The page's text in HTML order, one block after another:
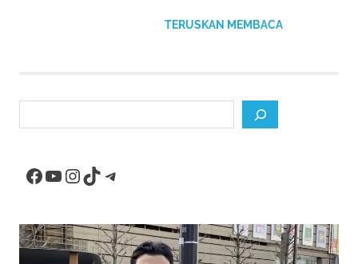
TERUSKAN MEMBACA
Facebook
YouTube
Instagram
TikTokTelegram